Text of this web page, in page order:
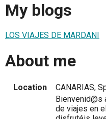
My blogs
LOS VIAJES DE MARDANI
About me
Location CANARIAS,
Bienvenid@s
de viajes en